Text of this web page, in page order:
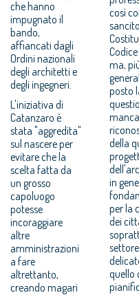
che hanno
impugnato il
bando,
affiancati dagli
Ordini nazionali
degli architetti e
degli ingegneri.
L'iniziativa di
Catanzaro è
stata "aggredita"
sul nascere per
evitare che la
scelta fatta da
un grosso
capoluogo
potesse
incoraggiare
altre
amministrazioni
a fare
altrettanto,
creando magari
così
ma,
posto
della
in
per la
dei
quello